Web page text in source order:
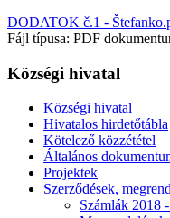
DODATOK č.1 -
Fájl típusa: PDF
Községi hivatal
Községi hivatal
Hivatalos hirdetőtábla
Kötelező közzététel
Általános
Projektek
Szerződések,
Számlák 2018